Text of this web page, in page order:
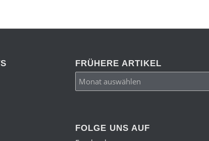
FRÜHERE ARTIKEL
FOLGE UNS AUF